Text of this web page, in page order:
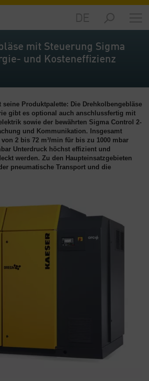
mit Steuerung Sigma
und Kosteneffizienz
seine Produktpalette: Die Drehkolbengebläse
gibt es optional auch anschlussfertig mit
sowie der bewährten Sigma Control 2-
und Kommunikation. Insgesamt
2 bis 72 m³/min für bis zu 1000 mbar
Unterdruck höchst effizient und
werden. Zu den Haupteinsatzgebieten
pneumatische Transport und die